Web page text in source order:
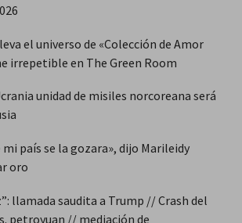
el universo de «Colección de Amor
irrepetible en The Green Room
unidad de misiles norcoreana será
mi país se la gozara», dijo Marileidy
oro
llamada saudita a Trump // Crash del
petroyuan // mediación de